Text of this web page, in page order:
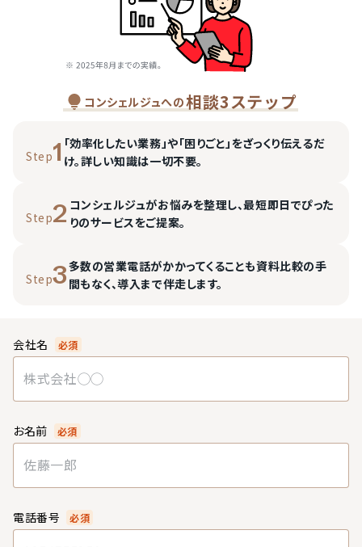
コンシェルジュへの相談3ステップ
Step1 「効率化したい業務」や「困りごと」をざっくり伝えるだ
け。詳しい知識は一切不要。
Step2 コンシェルジュがお悩みを整理し、最短即日でぴった
りのサービスをご提案。
Step3多数の営業電話がかかってくることも資料比較の手
間もなく、導入まで伴走します。
会社名 必須
お名前 必須
電話番号 必須